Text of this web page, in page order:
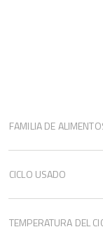
FAMILIA DE
CICLO USADO
TEMPERATURA DEL